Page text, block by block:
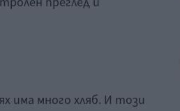
има много хляб. И този